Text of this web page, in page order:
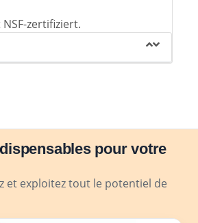
zertifiziert.
pour votre
et exploitez tout le potentiel de